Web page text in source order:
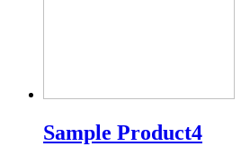
Sample Product4